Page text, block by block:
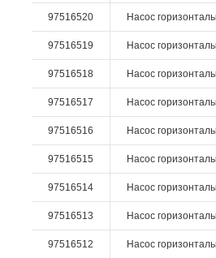
97516520 Насос
97516519 Насос
97516518 Насос
97516517 Насос
97516516 Насос
97516515 Насос
97516514 Насос
97516513 Насос
97516512 Насос